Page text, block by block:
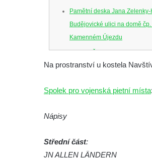
Pamětní deska Jana
Budějovické ulici na domě
Kamenném Újezdu
Kamenném Újezdě
hřbitově v Kamenném Újezdě
Kenotaf Jana Mojžiše na
Velešíně
Na prostranství u kostela
Spolek pro vojenská pietní místa:
Nápisy
Střední část:
JN ALLEN LÄNDERN